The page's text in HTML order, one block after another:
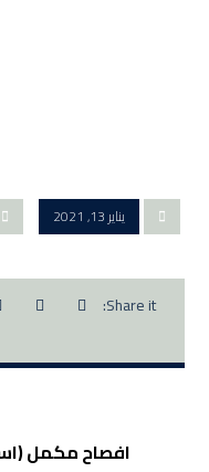
يناير 13, 2021
افصاح مكمل